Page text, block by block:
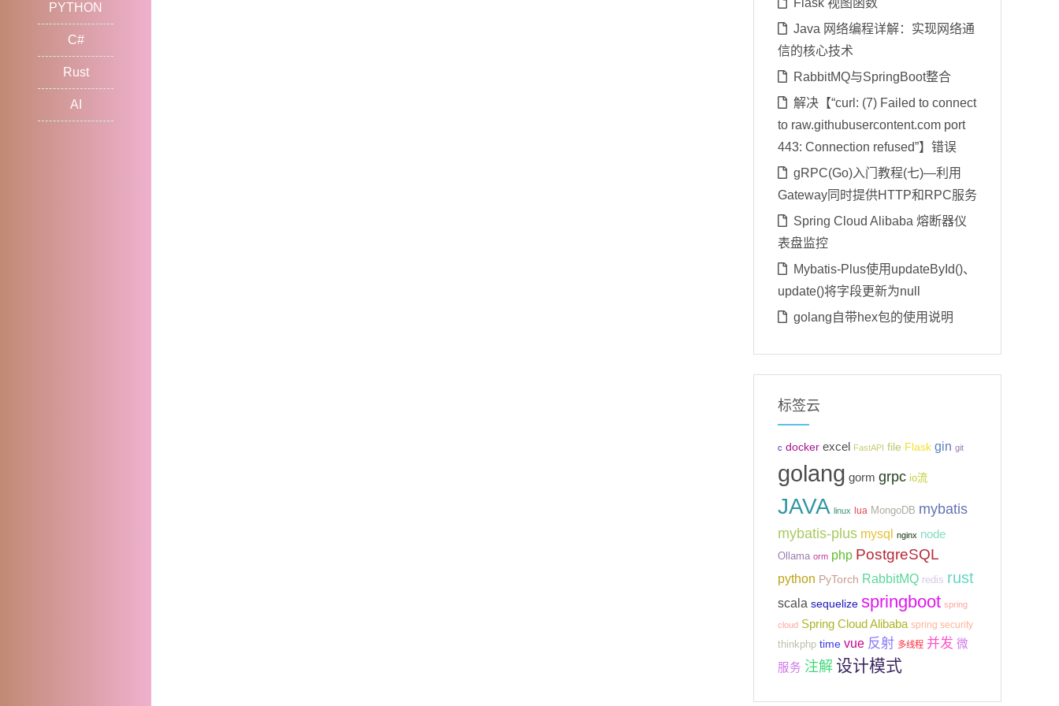
PYTHON
C#
Rust
AI
Flask 视图函数
Java 网络编程详解：实现网络通
信的核心技术
RabbitMQ与SpringBoot整合
解决【“curl: (7) Failed to connect
to raw.githubusercontent.com port
443: Connection refused”】错误
gRPC(Go)入门教程(七)—利用
Gateway同时提供HTTP和RPC服务
Spring Cloud Alibaba 熔断器仪
表盘监控
Mybatis-Plus使用updateById()、
update()将字段更新为null
golang自带hex包的使用说明
标签云
c docker excel FastAPI file Flask gin git
golang gorm grpc io流
JAVA linux lua MongoDB mybatis
mybatis-plus mysql nginx node
Ollama orm php PostgreSQL
python PyTorch RabbitMQ redis rust
scala sequelize springboot spring
cloud Spring Cloud Alibaba spring security
thinkphp time vue 反射 多线程 并发 微
服务 注解 设计模式